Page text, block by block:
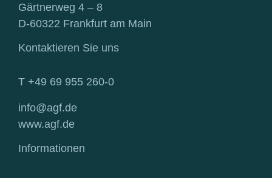
Gärtnerweg 4 – 8
D-60322 Frankfurt am Main
Kontaktieren Sie uns
T +49 69 955 260-0
info@agf.de
www.agf.de
Informationen